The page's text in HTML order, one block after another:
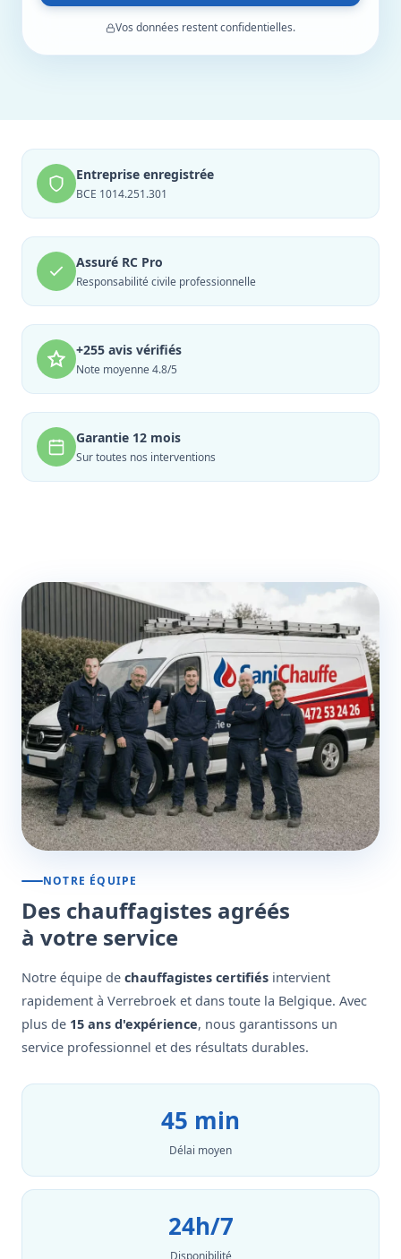
Vos données restent confidentielles.
Entreprise enregistrée
BCE 1014.251.301
Assuré RC Pro
Responsabilité civile professionnelle
+255 avis vérifiés
Note moyenne 4.8/5
Garantie 12 mois
Sur toutes nos interventions
NOTRE ÉQUIPE
Des chauffagistes agréés
à votre service
Notre équipe de chauffagistes certifiés intervient
rapidement à Verrebroek et dans toute la Belgique. Avec
plus de 15 ans d'expérience, nous garantissons un
service professionnel et des résultats durables.
45 min
Délai moyen
24h/7
Disponibilité